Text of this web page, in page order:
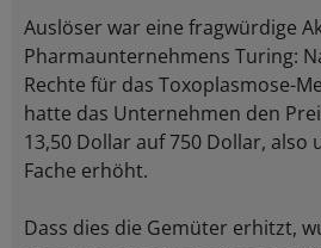
Auslöser war eine fragwürdige
Pharmaunternehmens Turing:
Rechte für das Toxoplasmose-
hatte das Unternehmen den
13,50 Dollar auf 750 Dollar, also
Fache erhöht.
Dass dies die Gemüter erhitzt,